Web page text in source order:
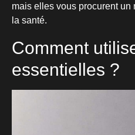
mais elles vous procurent
la santé.
Comment
essentielles ?